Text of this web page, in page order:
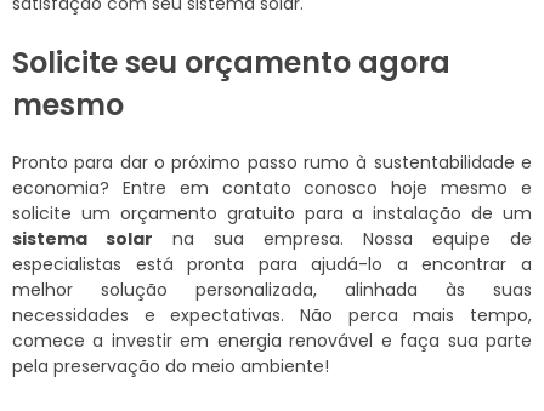
Solicite seu orçamento agora
mesmo
Pronto para dar o próximo passo rumo à sustentabilidade e
economia? Entre em contato conosco hoje mesmo e
solicite um orçamento gratuito para a instalação de um
sistema solar na sua empresa. Nossa equipe de
especialistas está pronta para ajudá-lo a encontrar a
melhor solução personalizada, alinhada às suas
necessidades e expectativas. Não perca mais tempo,
comece a investir em energia renovável e faça sua parte
pela preservação do meio ambiente!